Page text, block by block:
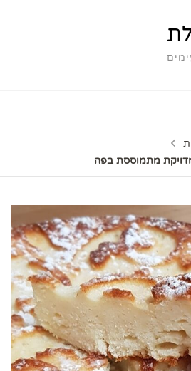
מתמוססת בפה